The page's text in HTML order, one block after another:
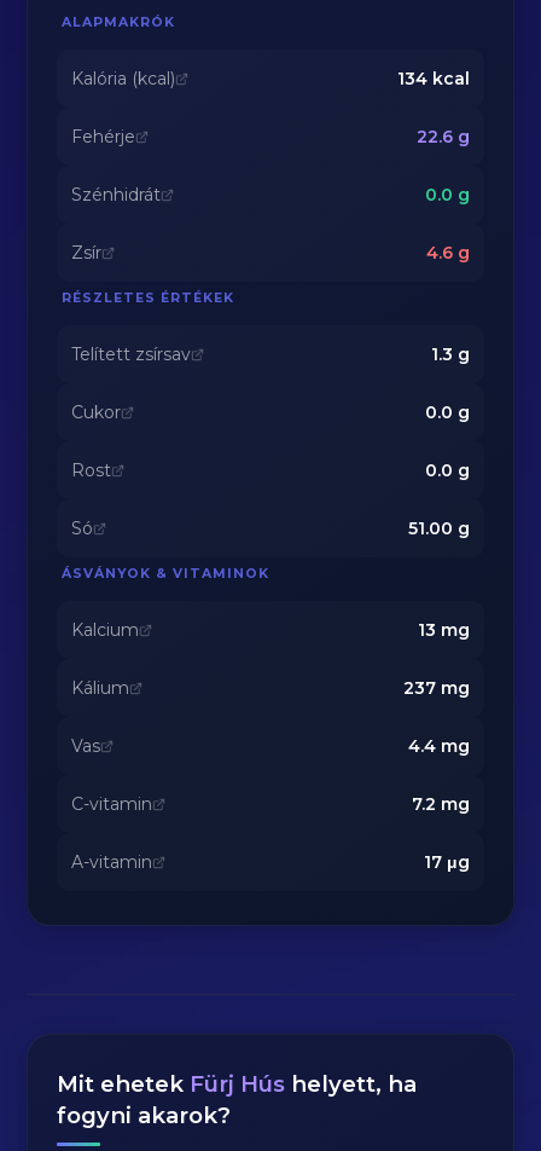
ALAPMAKRÓK
Kalória (kcal) 134kcal
Fehérje 22.6g
Szénhidrát 0.0 g
Zsír 4.6g
RÉSZLETES ÉRTÉKEK
Telített zsírsav 1.3 g
Cukor 0.0 g
Rost 0.0 g
Só 51.00 g
ÁSVÁNYOK & VITAMINOK
Kalcium 13 mg
Kálium 237mg
Vas 4.4mg
C-vitamin 7.2 mg
A-vitamin 17μg
Mit ehetek Fürj Hús helyett, ha
fogyni akarok?